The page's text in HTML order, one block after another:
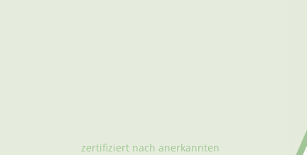
zertifiziert nach anerkannten